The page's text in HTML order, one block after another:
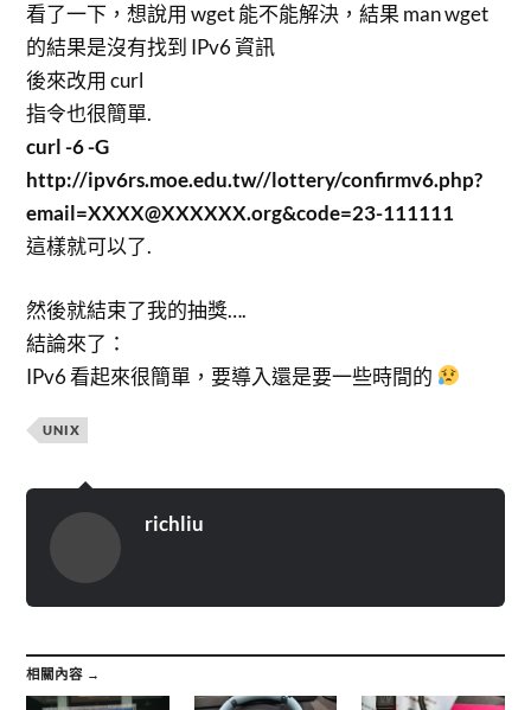
看了一下，想說用 wget 能不能解決，結果 man wget
的結果是沒有找到 IPv6 資訊
後來改用 curl
指令也很簡單.
curl -6 -G
http://ipv6rs.moe.edu.tw//lottery/confirmv6.php?
email=XXXX@XXXXXX.org&code=23-111111
這樣就可以了.
然後就結束了我的抽獎….
結論來了：
IPv6 看起來很簡單，要導入還是要一些時間的
UNIX
richliu
相關內容 →